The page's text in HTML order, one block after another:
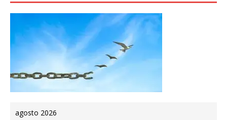
agosto 2026